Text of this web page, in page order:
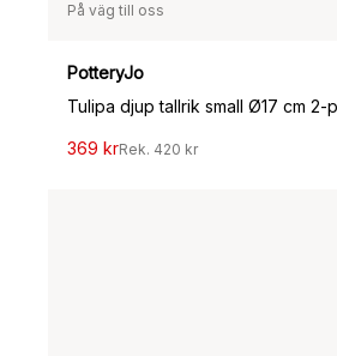
På väg till oss
PotteryJo
369 krRek. 420 kr